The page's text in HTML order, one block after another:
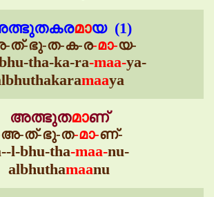
മായ (1)
ത്-ഭു-ത-ക-ര-മാ-യ-
tha-ka-ra-maa-ya-
maaya
അത്ഭുതമാണ്
അ-ത്-ഭു-ത-മാ-ണ്-
l-bhu-tha-maa-nu-
albhuthamaanu